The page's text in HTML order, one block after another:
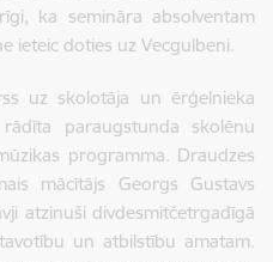
ka semināra absolventam
ieteic doties uz Vecgulbeni.
uz skolotāja un ērģelnieka
paraugstunda skolēnu
programma. Draudzes
mācītājs Georgs Gustavs
atzinuši divdesmitčetrgadīgā
un atbilstību amatam.